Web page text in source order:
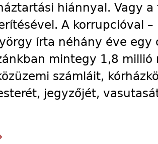
hiánnyal. Vagy a
A korrupcióval
írta néhány éve egy
mintegy 1,8
számláit,
jegyzőjét,